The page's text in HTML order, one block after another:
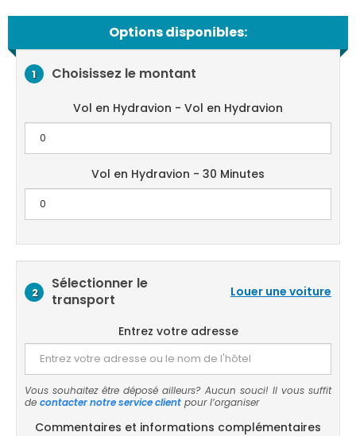
Options disponibles:
1 Choisissez le montant
Vol en Hydravion - Vol en Hydravion
Vol en Hydravion - 30 Minutes
2
Sélectionner le
transport
Louer une voiture
Entrez votre adresse
Vous souhaitez être déposé ailleurs? Aucun souci! Il vous suffit
de contacter notre service client pour l’organiser
Commentaires et informations complémentaires